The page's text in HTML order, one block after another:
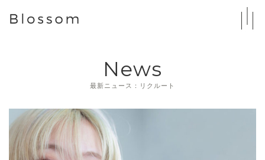
News
最新ニュース：リクルート